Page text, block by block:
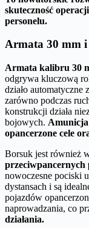
skuteczność
personelu.
Armata 30 mm
Armata kalibru 30
odgrywa kluczową
działo automatyczne
zarówno podczas
konstrukcji działa
bojowych.
opancerzone cele
Borsuk jest również
przeciwpancernych
nowoczesne pociski
dystansach i są
pojazdów
naprowadzania, co
działania.